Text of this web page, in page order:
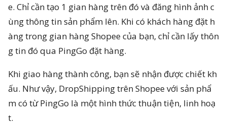
e. Chỉ cần tạo 1 gian hàng trên đó và đăng hình ảnh c
ùng thông tin sản phẩm lên. Khi có khách hàng đặt h
àng trong gian hàng Shopee của bạn, chỉ cần lấy thôn
g tin đó qua PingGo đặt hàng.
Khi giao hàng thành công, bạn sẽ nhận được chiết kh
ấu. Như vậy, DropShipping trên Shopee với sản phẩ
m có từ PingGo là một hình thức thuận tiện, linh hoạ
t.